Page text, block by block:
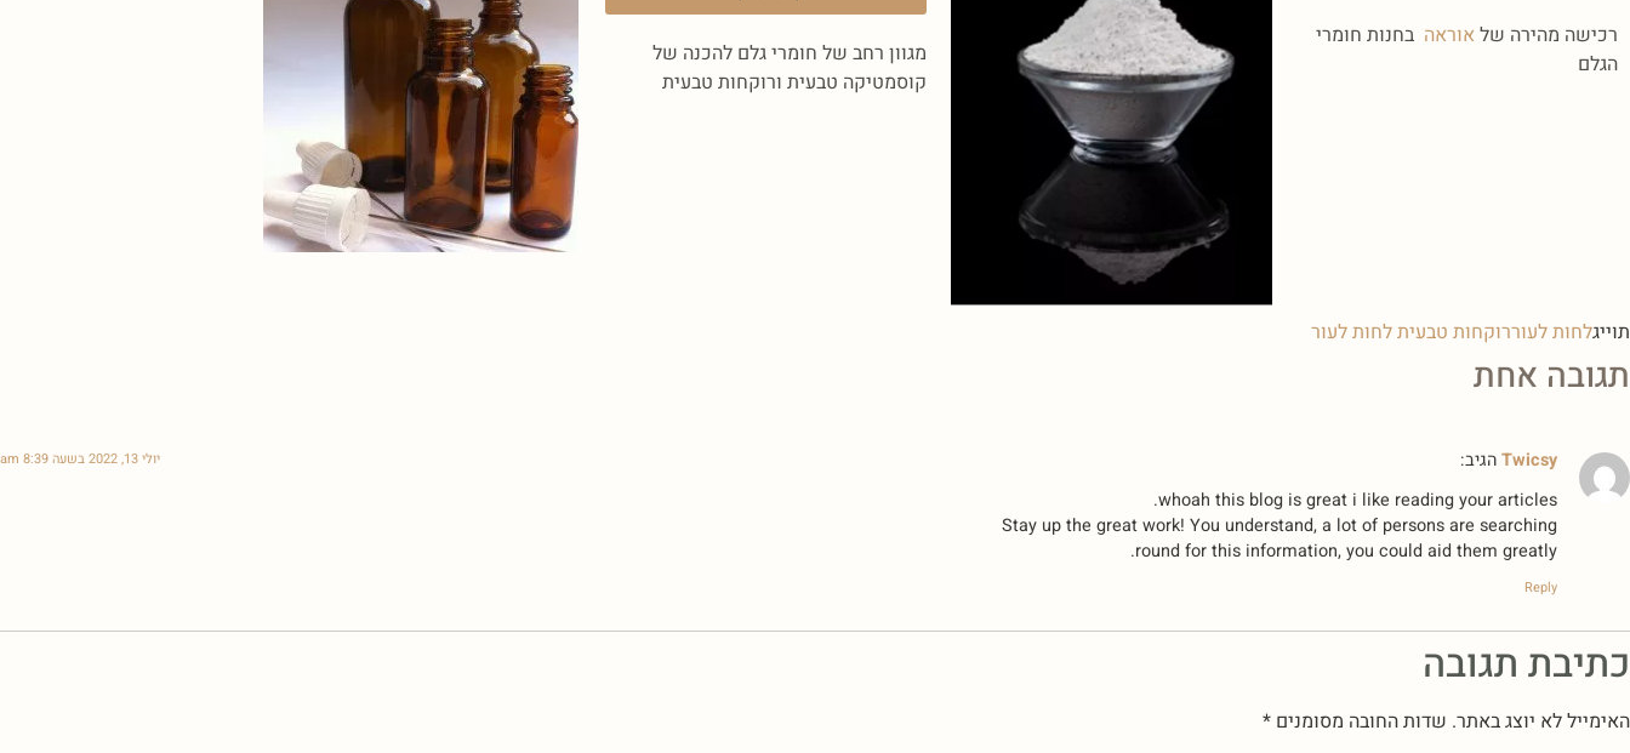
רכישה מהירה שלאוראה בחנות חומרי
הגלם
מגוון רחב של חומרי גלם להכנה של
קוסמטיקה טבעית ורוקחות טבעית
תוייגלחות לעוררוקחות טבעית לחות לעור
תגובה אחת
Twicsyהגיב: יולי 13, 2022 בשעה 8:39 am
whoah this blog is great i like reading your articles.
Stay up the great work! You understand, a lot of persons are searching
round for this information, you could aid them greatly.
Reply
כתיבת תגובה
האימייל לא יוצג באתר. שדות החובה מסומנים *